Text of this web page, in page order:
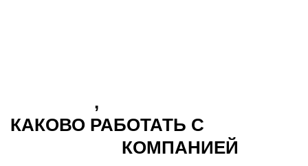
,
КАКОВО РАБОТАТЬ С
КОМПАНИЕЙ